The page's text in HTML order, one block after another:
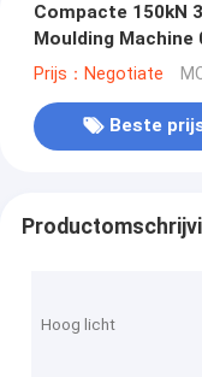
Compacte 150kN
Moulding Machine
Prijs：Negotiate
Beste
Hoog licht